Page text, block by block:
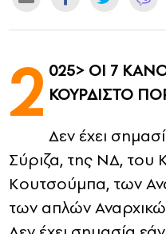
DIA Y NOCHE
ADVERTISE
2 025> ΟΙ 7
ΚΟΥΡΔΙΣΤΟ
Δεν έχει
Σύριζα, της ΝΔ, του
Κουτσούμπα, των
των απλών